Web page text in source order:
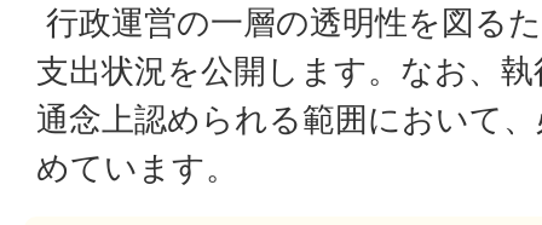
行政運営の一層の透明性を図る
支出状況を公開します。なお、
通念上認められる範囲において
めています。